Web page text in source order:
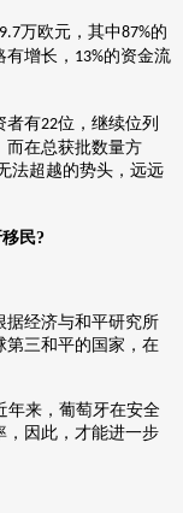
万欧元，其中87%的
增长， 13%的资金流
者有22位，继续位列
而在总获批数量方
法超越的势头，远远
民?
据经济与和平研究所
第三和平的国家，在
年来，葡萄牙在安全
，因此，才能进一步